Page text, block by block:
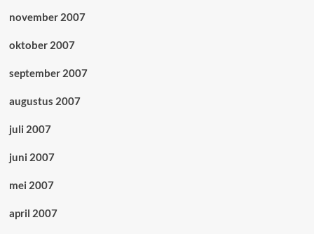
november 2007
oktober 2007
september 2007
augustus 2007
juli 2007
juni 2007
mei 2007
april 2007